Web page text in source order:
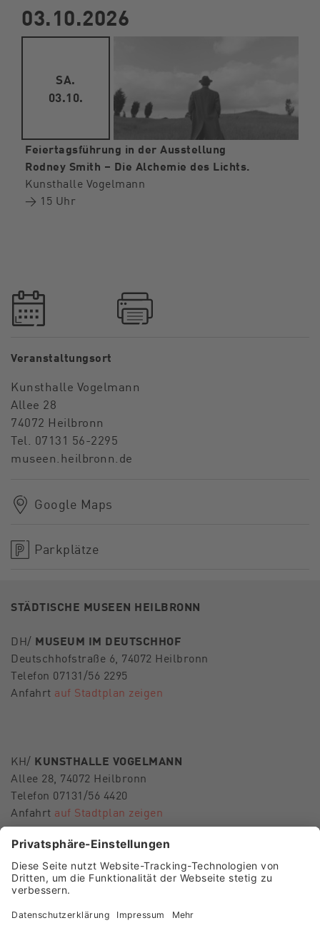
03.10.2026
SA.
03.10.
Feiertagsführung in der Ausstellung
Rodney Smith – Die Alchemie des Lichts.
Kunsthalle Vogelmann
→ 15 Uhr
Veranstaltungsort
Kunsthalle Vogelmann
Allee 28
74072 Heilbronn
Tel. 07131 56-2295
museen.heilbronn.de
Google Maps
Parkplätze
STÄDTISCHE MUSEEN HEILBRONN
DH/ MUSEUM IM DEUTSCHHOF
Deutschhofstraße 6, 74072 Heilbronn
Telefon 07131/56 2295
Anfahrt auf Stadtplan zeigen
KH/ KUNSTHALLE VOGELMANN
Allee 28, 74072 Heilbronn
Telefon 07131/56 4420
Anfahrt auf Stadtplan zeigen
E-Mailmuseen-hn@heilbronn.de